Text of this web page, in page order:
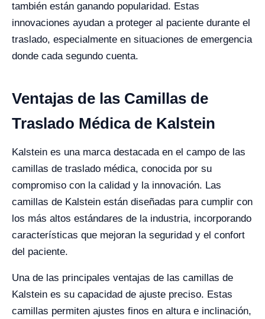
también están ganando popularidad. Estas
innovaciones ayudan a proteger al paciente durante el
traslado, especialmente en situaciones de emergencia
donde cada segundo cuenta.
Ventajas de las Camillas de
Traslado Médica de Kalstein
Kalstein es una marca destacada en el campo de las
camillas de traslado médica, conocida por su
compromiso con la calidad y la innovación. Las
camillas de Kalstein están diseñadas para cumplir con
los más altos estándares de la industria, incorporando
características que mejoran la seguridad y el confort
del paciente.
Una de las principales ventajas de las camillas de
Kalstein es su capacidad de ajuste preciso. Estas
camillas permiten ajustes finos en altura e inclinación,